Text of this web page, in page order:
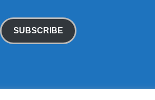
SUBSCRIBE